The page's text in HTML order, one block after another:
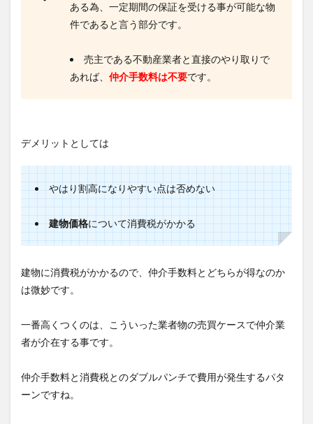
ある為、一定期間の保証を受ける事が可能な物
件であると言う部分です。
売主である不動産業者と直接のやり取りで
あれば、 仲介手数料は不要です。
デメリットとしては
やはり割高になりやすい点は否めない
建物価格について消費税がかかる
建物に消費税がかかるので、仲介手数料とどちらが得なのか
は微妙です。
一番高くつくのは、こういった業者物の売買ケースで仲介業
者が介在する事です。
仲介手数料と消費税とのダブルパンチで費用が発生するパタ
ーンですね。